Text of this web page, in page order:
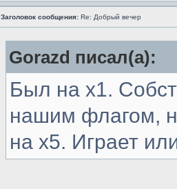
Заголовок сообщения: Re: Добрый вечер
Gorazd писал(а):
Был на х1.
нашим флагом,
на х5. Играет